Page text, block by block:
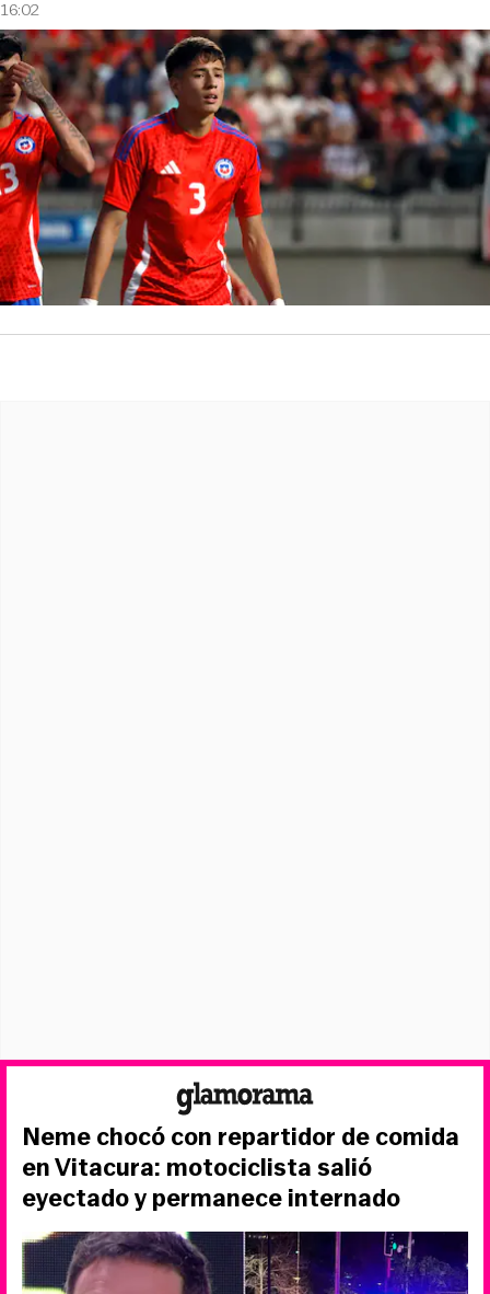
16:02
Neme chocó con repartidor de comida
en Vitacura: motociclista salió
eyectado y permanece internado